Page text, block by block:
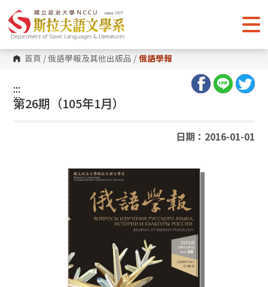
到
主
要
內
容
區 首頁 /俄語學報及其他出版品 / 俄語學報
:::
:::
第26期（105年1月）
日期：2016-01-01